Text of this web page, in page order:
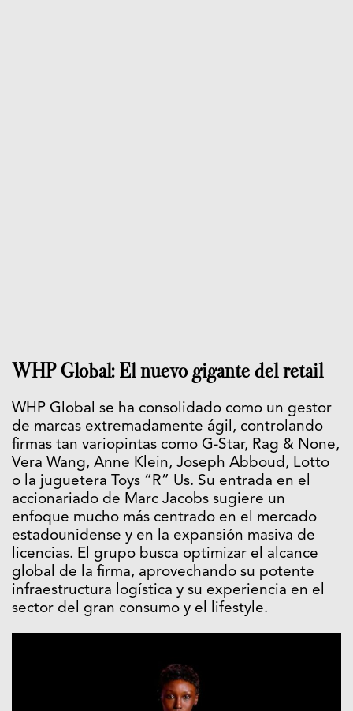
WHP Global: El nuevo gigante del retail
WHP Global se ha consolidado como un gestor
de marcas extremadamente ágil, controlando
firmas tan variopintas como G-Star, Rag & None,
Vera Wang, Anne Klein, Joseph Abboud, Lotto
o la juguetera Toys “R” Us. Su entrada en el
accionariado de Marc Jacobs sugiere un
enfoque mucho más centrado en el mercado
estadounidense y en la expansión masiva de
licencias. El grupo busca optimizar el alcance
global de la firma, aprovechando su potente
infraestructura logística y su experiencia en el
sector del gran consumo y el lifestyle.